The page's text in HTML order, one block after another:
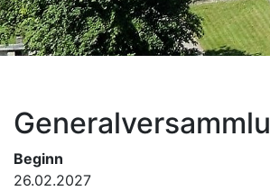
Beginn
26.02.2027